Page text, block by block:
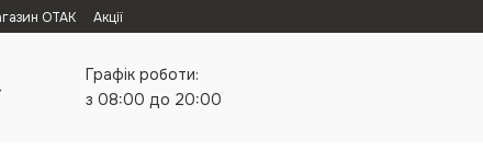
ОТАК Акції
Графік роботи:
з 08:00 до 20:00